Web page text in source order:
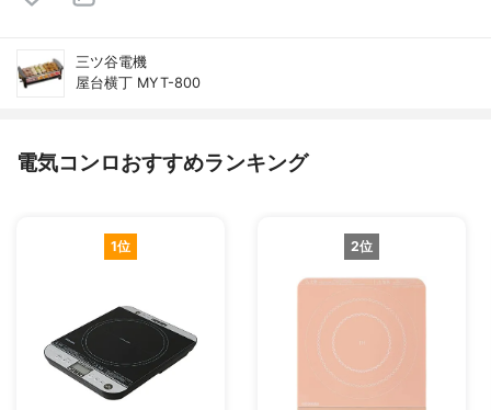
三ツ谷電機
屋台横丁 MYT-800
電気コンロおすすめランキング
1位 2位